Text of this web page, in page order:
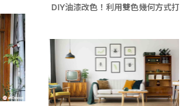
DIY油漆改色！利用雙色幾何方式打